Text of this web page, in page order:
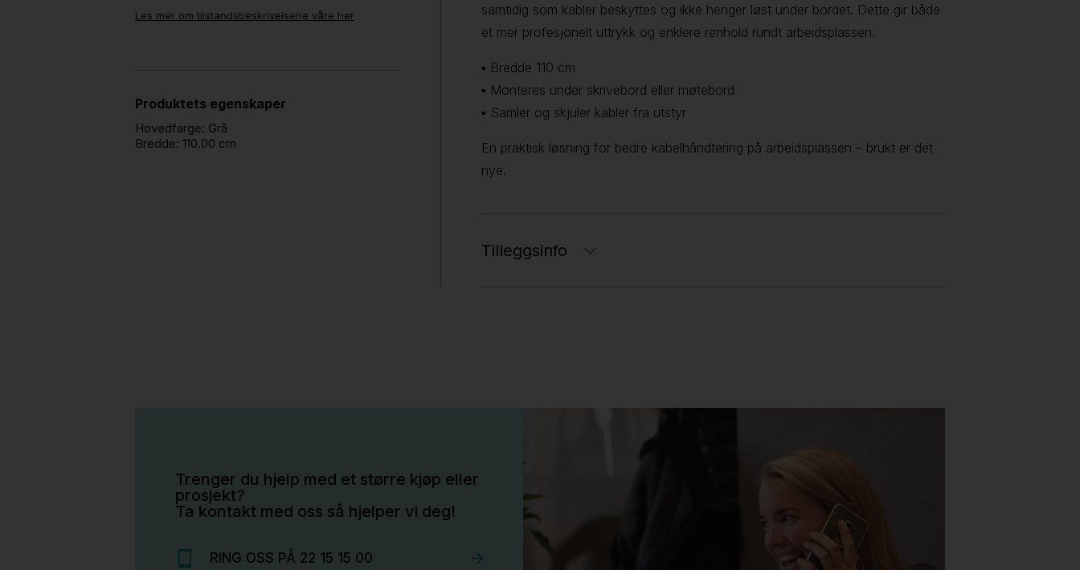
Les mer om tilstandsbeskrivelsene våre her
Produktets egenskaper
Hovedfarge: Grå
Bredde: 110.00 cm
samtidig som kabler beskyttes og ikke henger løst under bordet. Dette gir både
et mer profesjonelt uttrykk og enklere renhold rundt arbeidsplassen.
▪ Bredde 110 cm
▪ Monteres under skrivebord eller møtebord
▪ Samler og skjuler kabler fra utstyr
En praktisk løsning for bedre kabelhåndtering på arbeidsplassen – brukt er det
nye.
Tilleggsinfo
Trenger du hjelp med et større kjøp eller
prosjekt?
Ta kontakt med oss så hjelper vi deg!
RING OSS PÅ 22 15 15 00